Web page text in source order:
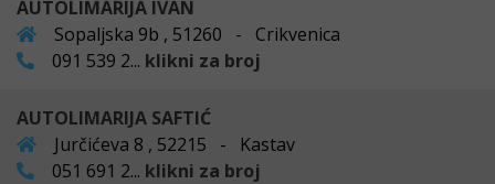
AUTOLIMARIJA IVAN
Sopaljska 9b , 51260 - Crikvenica
091 539 2... klikni za broj
AUTOLIMARIJA SAFTIĆ
Jurčićeva 8 , 52215 - Kastav
051 691 2... klikni za broj